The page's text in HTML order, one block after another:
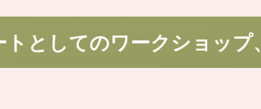
としてのワークショップ、